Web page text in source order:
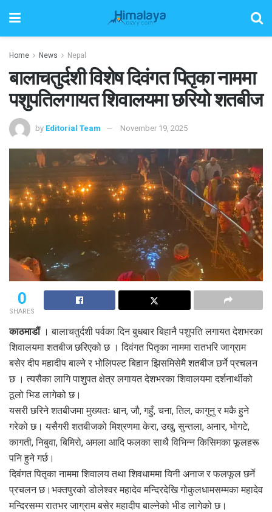
Home News Nepal
बालाचतुर्दशी विशेष दिवंगत पितृका नाममा
पशुपतिलगायत शिवालयमा छरियो शतबीज
by Editorial Team November 19, 2025
0
SHARES
काठमाडौं। बालाचतुर्दशी पर्वका दिन बुधबार बिहानै पशुपति लगायत देशभरका
शिवालयमा शतबीज छरिएको छ । दिवंगत पितृका नाममा रातभरि जाग्राम
बसेर दीप महादीप बाल्ने र भोलिपल्ट बिहान झिसमिसेमै शतबीज छर्ने प्रचलन
छ । त्यसैका लागि पाशुपत क्षेत्र लगायत देशभरका शिवालयमा दर्शनार्थीको
ठूलो भिड लागेको छ।
यसरी छरिने शतबीजमा मुख्यतः धान, जौ, गहुँ, चना, तिल, कागुनु र मकै हुने
गरेको छ। यसैगरी शतबीजको मिश्रणमा केरा, उखु, सुन्तला, अनार, भोगटे,
कागती, निबुवा, बिमिरो, अमला आदि फलका साथै विभिन्न किसिमका फूलहरू
पनि हुने गर्छ।
दिवंगत पितृका नाममा शिवालय तथा शिवधाममा यिनी अनाज र फलफूल छर्ने
प्रचलन छ।भक्तपुरको डोलेश्वर महादेव मन्दिरदेखि गोकुलधामसम्मका महादेव
मन्दिरसम्म रातभर जाग्राम बसेर महादीप बाल्नेको भीड लागेको छ।